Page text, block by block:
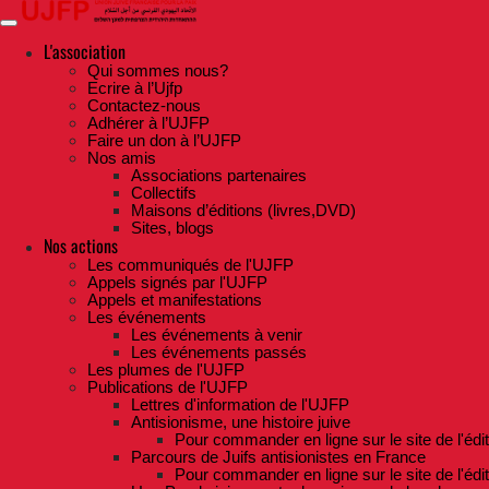
Skip
to
contentL'association
Qui sommes nous?
Ecrire à l’Ujfp
Contactez-nous
Adhérer à l’UJFP
Faire un don à l’UJFP
Nos amis
Associations partenaires
Collectifs
Maisons d’éditions (livres,DVD)
Sites, blogs
Nos actions
Les communiqués de l'UJFP
Appels signés par l'UJFP
Appels et manifestations
Les événements
Les événements à venir
Les événements passés
Les plumes de l'UJFP
Publications de l'UJFP
Lettres d'information de l'UJFP
Antisionisme, une histoire juive
Pour commander en ligne sur le site de
Parcours de Juifs antisionistes en France
Pour commander en ligne sur le site de